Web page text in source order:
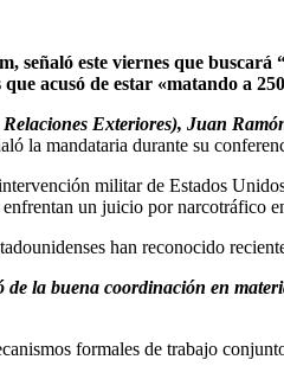
este viernes que
acusó de estar «matando a
Exteriores), Juan
la mandataria durante su
militar de Estados
un juicio por narcotráfico
han reconocido
la buena coordinación en
formales de trabajo